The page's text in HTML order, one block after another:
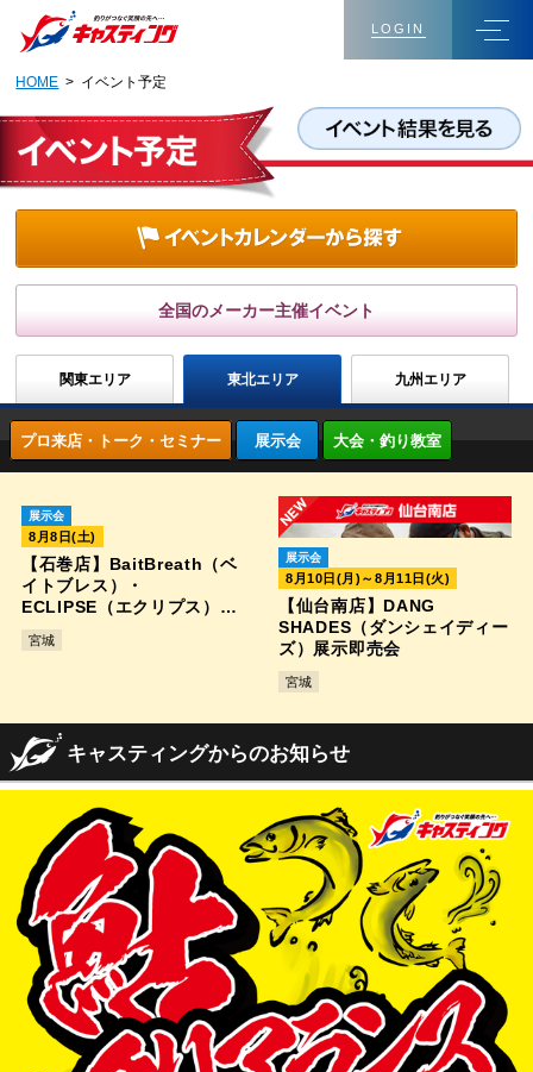
LOGIN
HOME > イベント予定
全国のメーカー主催イベント
関東エリア 東北エリア 九州エリア
プロ来店・トーク・セミナー 展示会 大会・釣り教室
展示会
8月8日(土)
【石巻店】BaitBreath（ベ
イトブレス）・
ECLIPSE（エクリプス）合
宮城
展示会
8月10日(月)～8月11日(火)
【仙台南店】DANG
SHADES（ダンシェイディー
ズ）展示即売会
宮城
キャスティングからのお知らせ